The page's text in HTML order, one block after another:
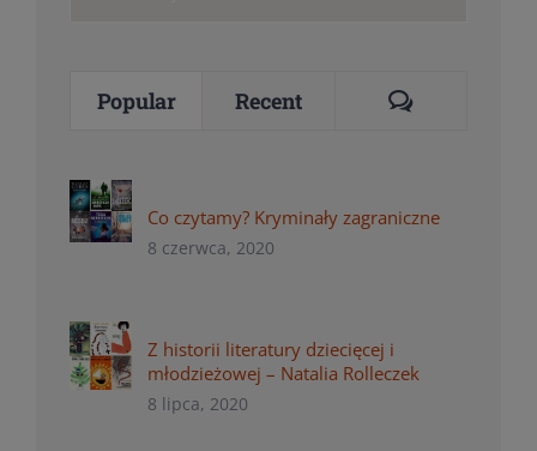
Popular Recent Comments
Co czytamy? Kryminały zagraniczne
8 czerwca, 2020
Z historii literatury dziecięcej i
młodzieżowej – Natalia Rolleczek
8 lipca, 2020